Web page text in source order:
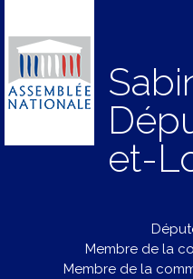
et-
Membre de la
Membre de la